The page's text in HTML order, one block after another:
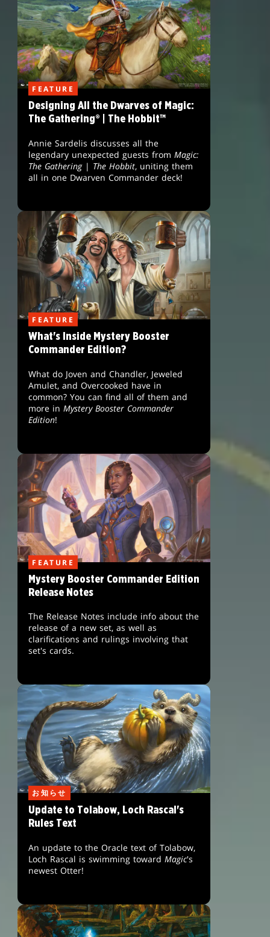
FEATURE
Designing All the Dwarves of Magic:
The Gathering® | The Hobbit™
Annie Sardelis discusses all the
legendary unexpected guests fromMagic:
The Gathering| The Hobbit, uniting them
all in one Dwarven Commander deck!
FEATURE
What's Inside Mystery Booster
Commander Edition?
What do Joven and Chandler, Jeweled
Amulet, and Overcooked have in
common? You can find all of them and
more inMystery Booster Commander
Edition!
FEATURE
Mystery Booster Commander Edition
Release Notes
The Release Notes include info about the
release of a new set, as well as
clarifications and rulings involving that
set's cards.
お知らせ
Update to Tolabow, Loch Rascal's
Rules Text
An update to the Oracle text of Tolabow,
Loch Rascal is swimming towardMagic's
newest Otter!